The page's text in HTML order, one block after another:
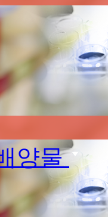
양물